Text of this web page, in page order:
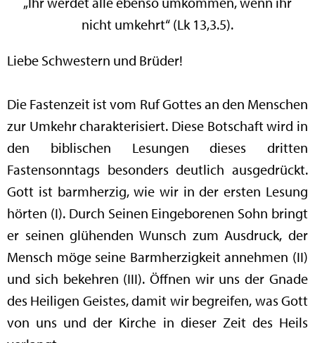
nicht umkehrt“ (Lk 13,3.5).
Liebe Schwestern und Brüder!
Die Fastenzeit ist vom Ruf Gottes an den Menschen
zur Umkehr charakterisiert. Diese Botschaft wird in
den biblischen Lesungen dieses dritten
Fastensonntags besonders deutlich ausgedrückt.
Gott ist barmherzig, wie wir in der ersten Lesung
hörten (I). Durch Seinen Eingeborenen Sohn bringt
er seinen glühenden Wunsch zum Ausdruck, der
Mensch möge seine Barmherzigkeit annehmen (II)
und sich bekehren (III). Öffnen wir uns der Gnade
des Heiligen Geistes, damit wir begreifen, was Gott
von uns und der Kirche in dieser Zeit des Heils